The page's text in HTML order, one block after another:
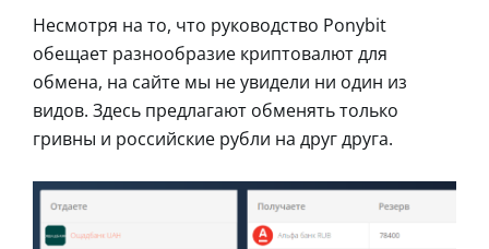
Несмотря на то, что руководство Ponybit
обещает разнообразие криптовалют для
обмена, на сайте мы не увидели ни один из
видов. Здесь предлагают обменять только
гривны и российские рубли на друг друга.